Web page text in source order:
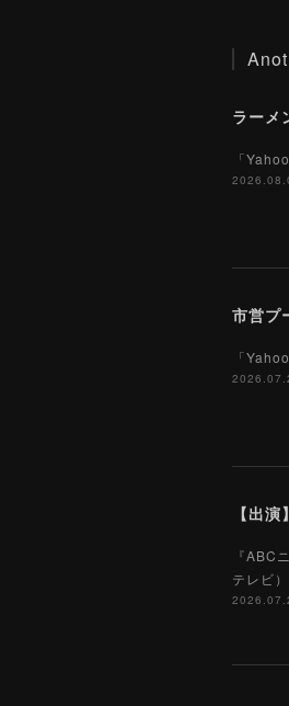
「
市営プ
「
【出
『ABC
テレビ